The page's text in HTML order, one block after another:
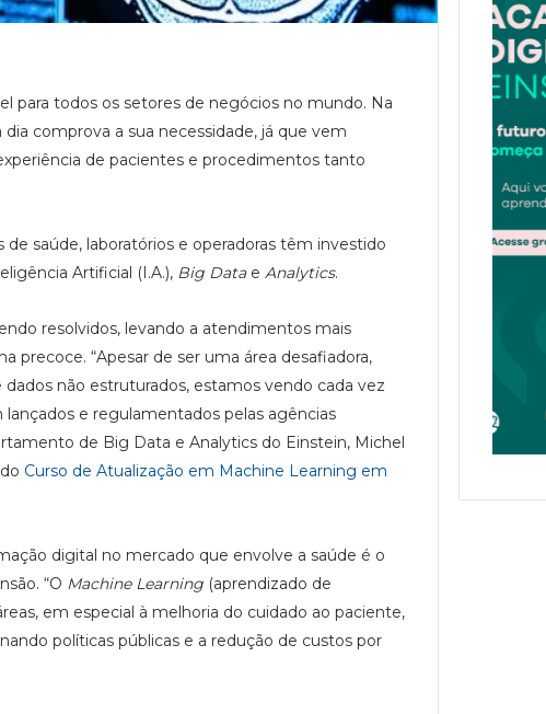
para todos os setores de negócios no mundo. Na
comprova a sua necessidade, já que vem
de pacientes e procedimentos tanto
saúde, laboratórios e operadoras têm investido
Artificial (I.A.), Big Datae Analytics.
resolvidos, levando a atendimentos mais
precoce. “Apesar de ser uma área desafiadora,
não estruturados, estamos vendo cada vez
e regulamentados pelas agências
de Big Data e Analytics do Einstein, Michel
Curso de Atualização em Machine Learning em
digital no mercado que envolve a saúde é o
“O Machine Learning (aprendizado de
em especial à melhoria do cuidado ao paciente,
políticas públicas e a redução de custos por